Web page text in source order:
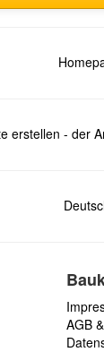
erstellen - der
AGB